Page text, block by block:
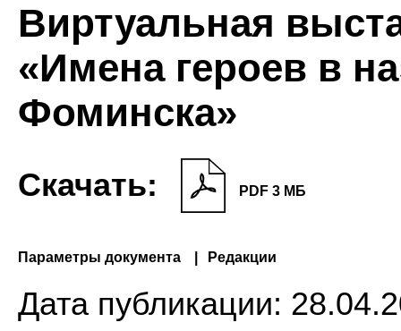
Виртуальная
«Имена героев в
Фоминска»
Скачать: PDF 3 МБ
Параметры документа Редакции
Дата публикации: